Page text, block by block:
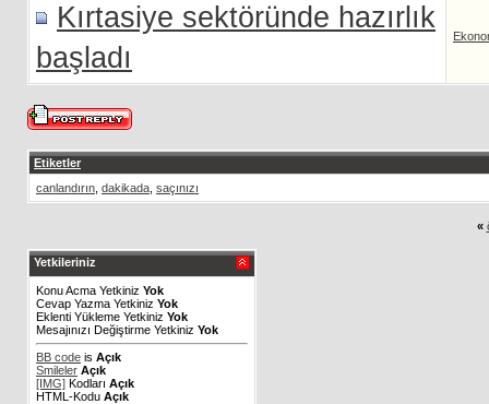
Kırtasiye sektöründe hazırlık
başladı
Etiketler
canlandırın dakikada saçınızı
«
Yetkileriniz
Konu Acma Yetkiniz Yok
Cevap Yazma Yetkiniz Yok
Eklenti Yükleme Yetkiniz Yok
Mesajınızı Değiştirme Yetkiniz Yok
BB code is Açık
Smileler Açık
[IMG] Kodları Açık
HTML-Kodu Açık